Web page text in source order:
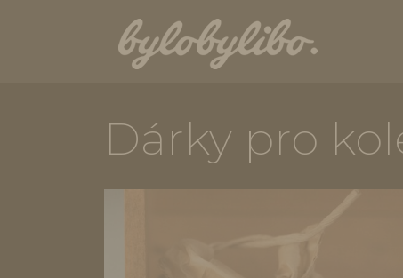
Dárky pro